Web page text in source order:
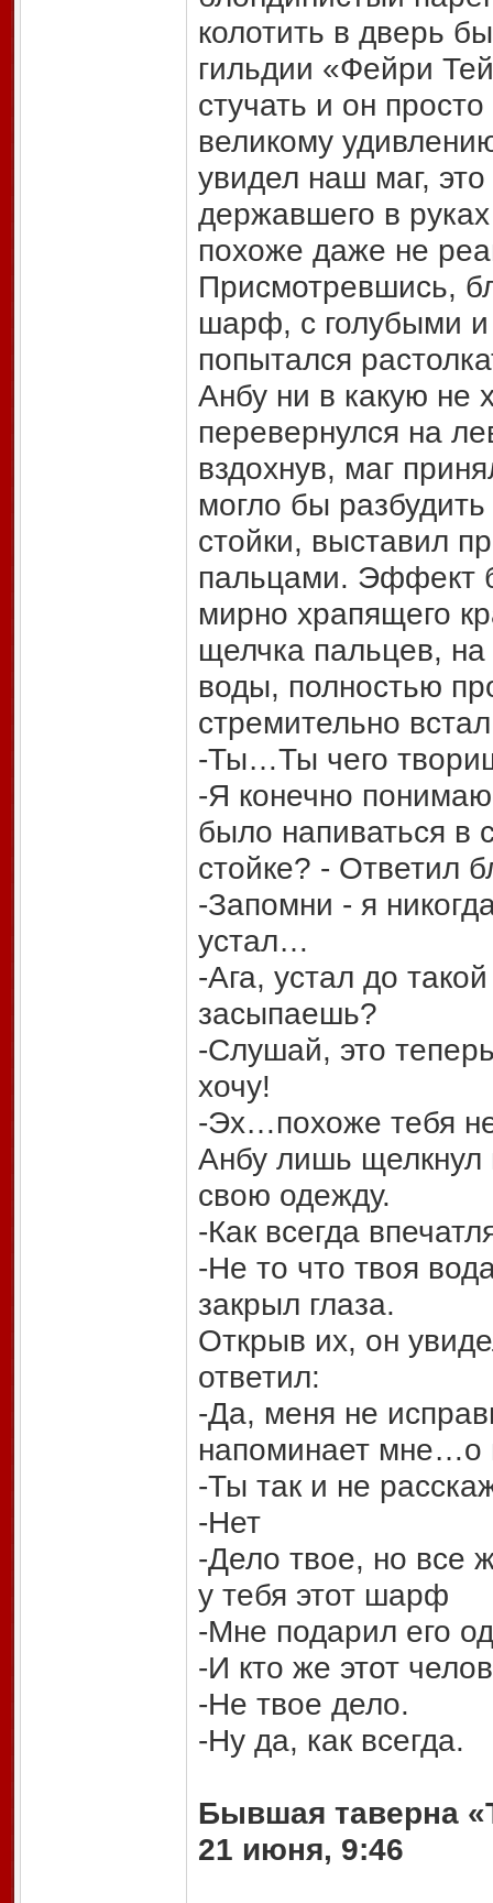
колотить в дверь
гильдии «Фейри
стучать и он
великому
увидел наш маг,
державшего в
похоже даже не
Присмотревшись,
шарф, с голубыми
попытался
Анбу ни в какую не
перевернулся на
вздохнув, маг
могло бы
стойки, выставил
пальцами. Эффект
мирно храпящего
щелчка пальцев,
воды, полностью
стремительно
-Ты…Ты чего
-Я конечно
было напиваться в
стойке? - Ответил
-Запомни - я
устал…
-Ага, устал до
засыпаешь?
-Слушай, это
хочу!
-Эх…похоже тебя
Анбу лишь
свою одежду.
-Как всегда
-Не то что твоя
закрыл глаза.
Открыв их, он
ответил:
-Да, меня не
напоминает
-Ты так и не
-Нет
-Дело твое, но все
у тебя этот шарф
-Мне подарил его
-И кто же этот
-Не твое дело.
-Ну да, как всегда.
Бывшая таверна
21 июня, 9:46